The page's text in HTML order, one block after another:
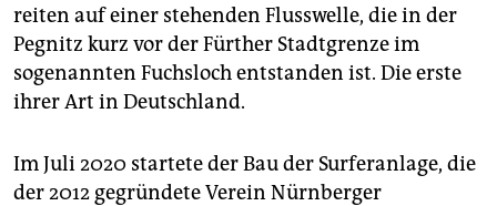
reiten auf einer stehenden Flusswelle, die in der
Pegnitz kurz vor der Fürther Stadtgrenze im
sogenannten Fuchsloch entstanden ist. Die erste
ihrer Art in Deutschland.
Im Juli 2020 startete der Bau der Surferanlage, die
der 2012 gegründete Verein Nürnberger